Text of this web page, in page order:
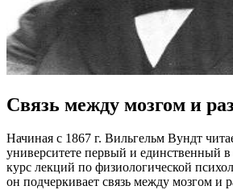
Связь между мозгом и
Начиная с 1867 г. Вильгельм Вундт
университете первый и единственный
курс лекций по физиологической
он подчеркивает связь между мозгом и